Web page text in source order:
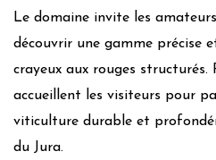
Le domaine invite les
découvrir une gamme précise
crayeux aux rouges structurés.
accueillent les visiteurs pour
viticulture durable et
du Jura.